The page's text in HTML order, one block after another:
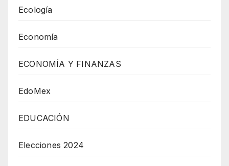
Ecología
Economía
ECONOMÍA Y FINANZAS
EdoMex
EDUCACIÓN
Elecciones 2024